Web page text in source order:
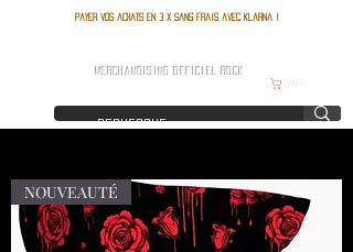
Payer vos achats en 3 x sans frais avec Klarna !
MERCHANDISING OFFICIEL ROCK
NOUVEAUTÉ